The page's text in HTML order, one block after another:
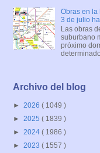
Obras en la
3 de julio
Las obras
suburbano
próximo
Archivo del blog
► 2026 ( 1049 )
► 2025 ( 1839 )
► 2024 ( 1986 )
► 2023 ( 1557 )